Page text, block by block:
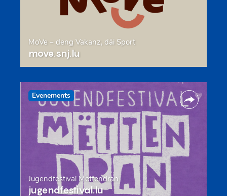
MoVe – deng Vakanz, däi Sport
move.snj.lu
Evenements
Jugendfestival Mëttendran
jugendfestival.lu